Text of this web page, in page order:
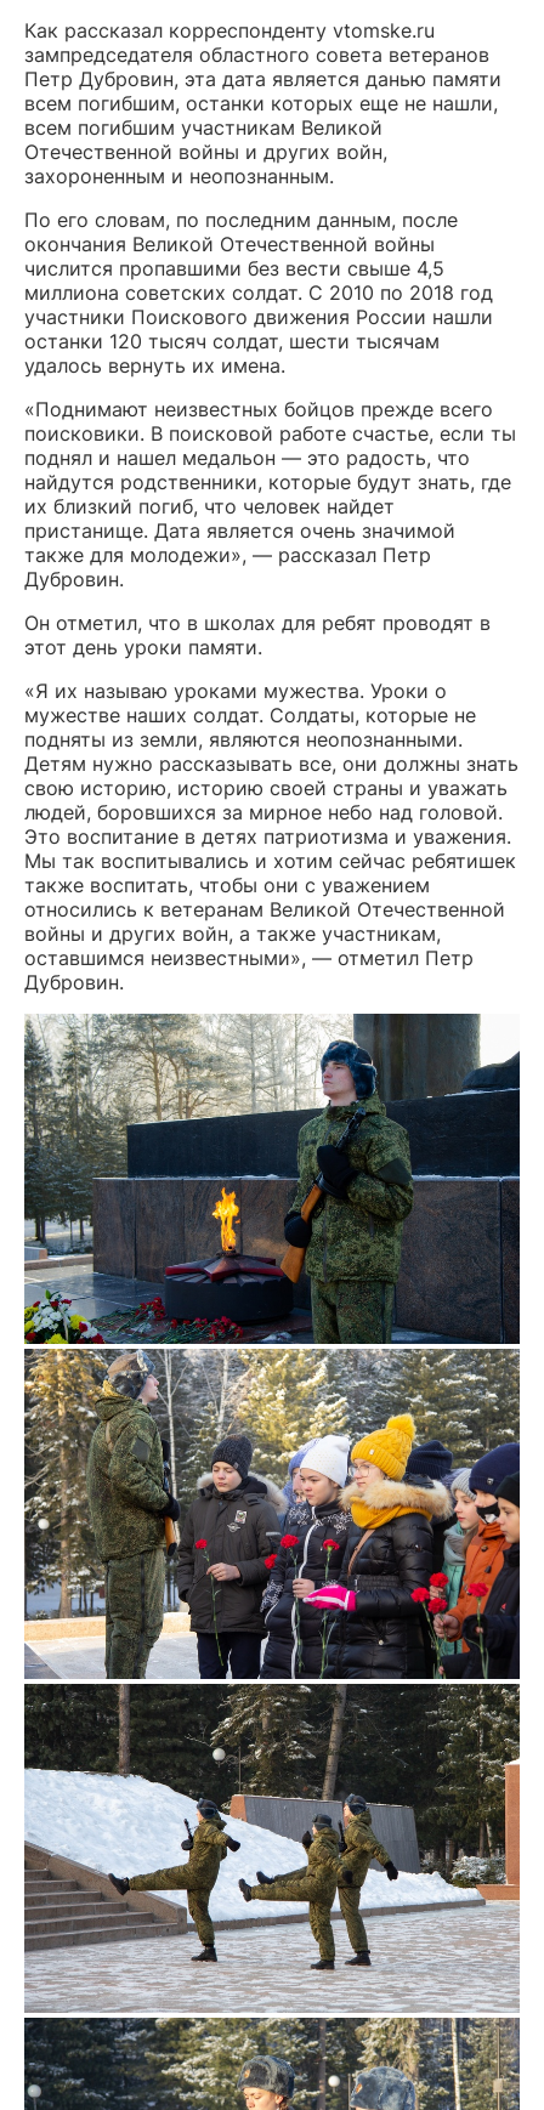
Как рассказал корреспонденту vtomske.ru
зампредседателя областного совета ветеранов
Петр Дубровин, эта дата является данью памяти
всем погибшим, останки которых еще не нашли,
всем погибшим участникам Великой
Отечественной войны и других войн,
захороненным и неопознанным.
По его словам, по последним данным, после
окончания Великой Отечественной войны
числится пропавшими без вести свыше 4,5
миллиона советских солдат. С 2010 по 2018 год
участники Поискового движения России нашли
останки 120 тысяч солдат, шести тысячам
удалось вернуть их имена.
«Поднимают неизвестных бойцов прежде всего
поисковики. В поисковой работе счастье, если ты
поднял и нашел медальон — это радость, что
найдутся родственники, которые будут знать, где
их близкий погиб, что человек найдет
пристанище. Дата является очень значимой
также для молодежи», — рассказал Петр
Дубровин.
Он отметил, что в школах для ребят проводят в
этот день уроки памяти.
«Я их называю уроками мужества. Уроки о
мужестве наших солдат. Солдаты, которые не
подняты из земли, являются неопознанными.
Детям нужно рассказывать все, они должны знать
свою историю, историю своей страны и уважать
людей, боровшихся за мирное небо над головой.
Это воспитание в детях патриотизма и уважения.
Мы так воспитывались и хотим сейчас ребятишек
также воспитать, чтобы они с уважением
относились к ветеранам Великой Отечественной
войны и других войн, а также участникам,
оставшимся неизвестными», — отметил Петр
Дубровин.